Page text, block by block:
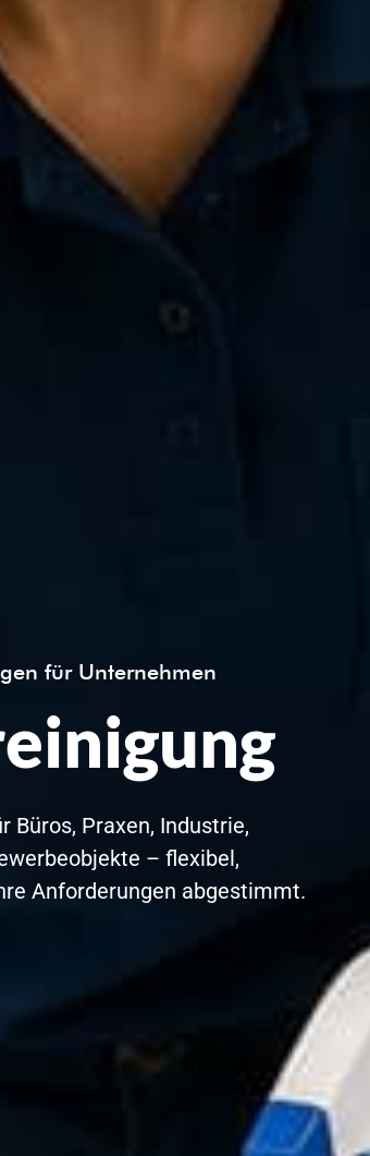
für Unternehmen
Büros, Praxen, Industrie,
– flexibel,
Anforderungen abgestimmt.